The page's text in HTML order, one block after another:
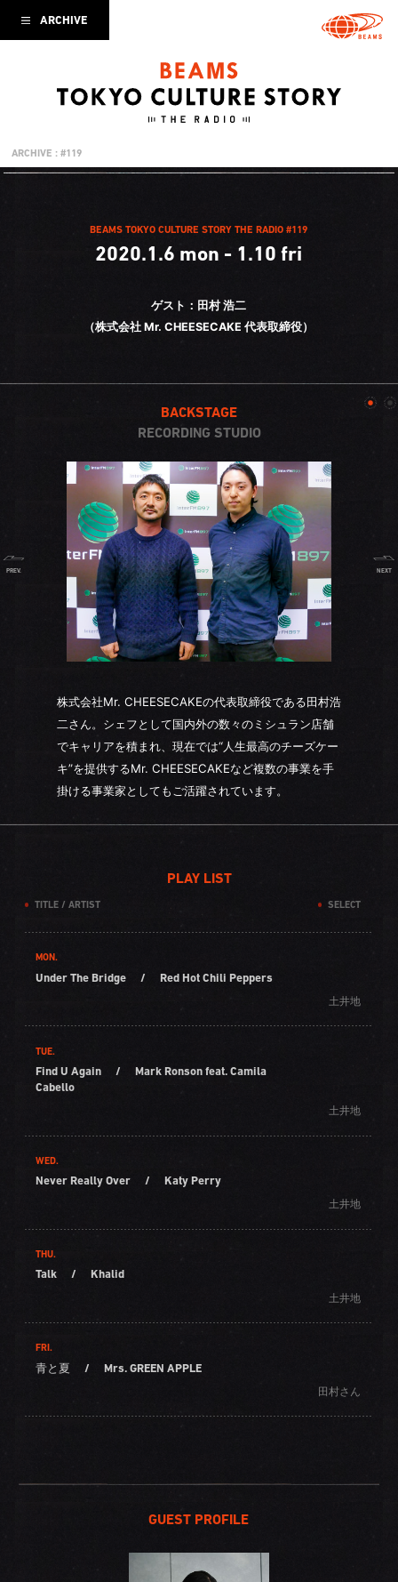
ARCHIVE
ARCHIVE : #119
BEAMS TOKYO CULTURE STORY THE RADIO #119
2020.1.6 mon - 1.10 fri
ゲスト：田村 浩二
（株式会社 Mr. CHEESECAKE 代表取締役）
BACKSTAGE
RECORDING STUDIO
株式会社Mr. CHEESECAKEの代表取締役である田村浩
二さん。シェフとして国内外の数々のミシュラン店舗
でキャリアを積まれ、現在では“人生最高のチーズケー
キ”を提供するMr. CHEESECAKEなど複数の事業を手
掛ける事業家としてもご活躍されています。
PREV. NEXT
PLAY LIST
TITLE / ARTIST SELECT
MON.
Under The Bridge / Red Hot Chili Peppers
土井地
TUE.
Find U Again /
Mark Ronson feat. Camila
Cabello
土井地
WED.
Never Really Over / Katy Perry
土井地
THU.
Talk / Khalid
土井地
FRI.
青と夏 / Mrs. GREEN APPLE
田村さん
GUEST PROFILE